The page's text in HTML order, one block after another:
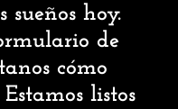
hoy.
de
cómo
listos